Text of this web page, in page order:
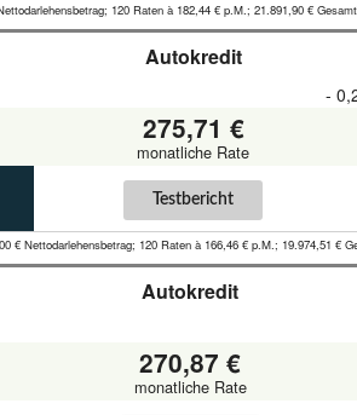
120 Raten à 182,44 € p.M.; 21.891,90 €
Autokredit
-
275,71 €
monatliche Rate
Testbericht
€ Nettodarlehensbetrag; 120 Raten à 166,46 € p.M.; 19.974,51 €
Autokredit
270,87 €
monatliche Rate